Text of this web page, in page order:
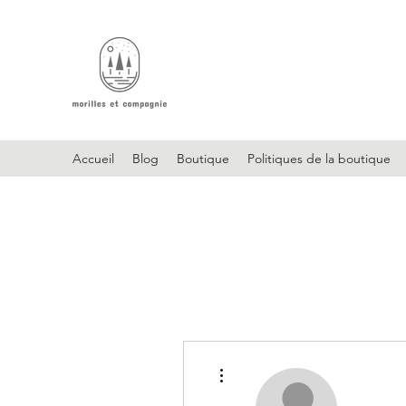
Accueil Blog Boutique Politiques de la boutique